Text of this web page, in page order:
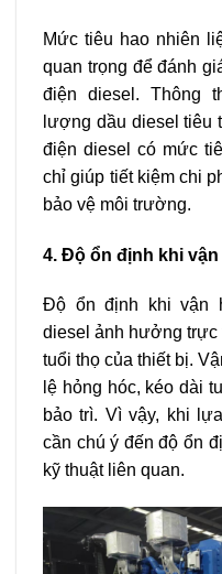
Mức tiêu hao nhiên
quan trọng để đánh
điện diesel. Thông
lượng dầu diesel tiêu
điện diesel có mức
chỉ giúp tiết kiệm chi
bảo vệ môi trường.
4. Độ ổn định khi vận
Độ ổn định khi vận
diesel ảnh hưởng trực
tuổi thọ của thiết bị.
lệ hỏng hóc, kéo dài
bảo trì. Vì vậy, khi
cần chú ý đến độ ổn
kỹ thuật liên quan.